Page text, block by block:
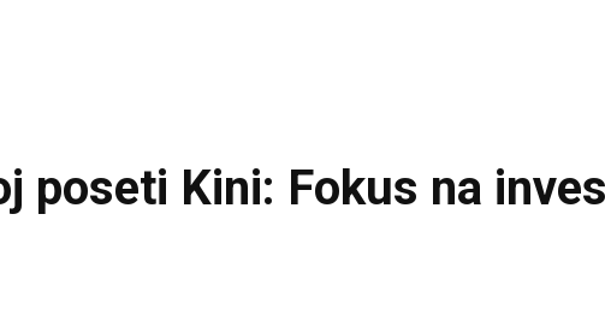
poseti Kini: Fokus na